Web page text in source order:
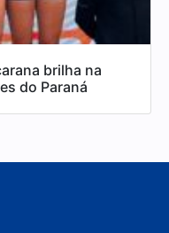
brilha na
do Paraná